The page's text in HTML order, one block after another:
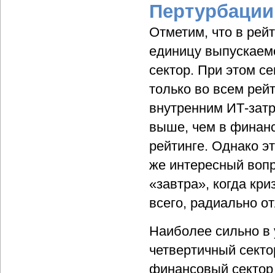
Отметим, что в
единицу
сектор. При этом
только во всем
внутренним ИТ-
выше, чем в
рейтинге. Однако
же интересный
«завтра», когда
всего, радиально
Наиболее сильно в
четвертичный
финансовый